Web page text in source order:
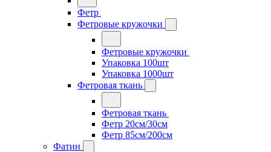
Фетр
Фетровые кружочки
Фетровые кружочки
Упаковка 100шт
Упаковка 1000шт
Фетровая ткань
Фетровая ткань
Фетр 20см/30см
Фетр 85см/200см
Фатин